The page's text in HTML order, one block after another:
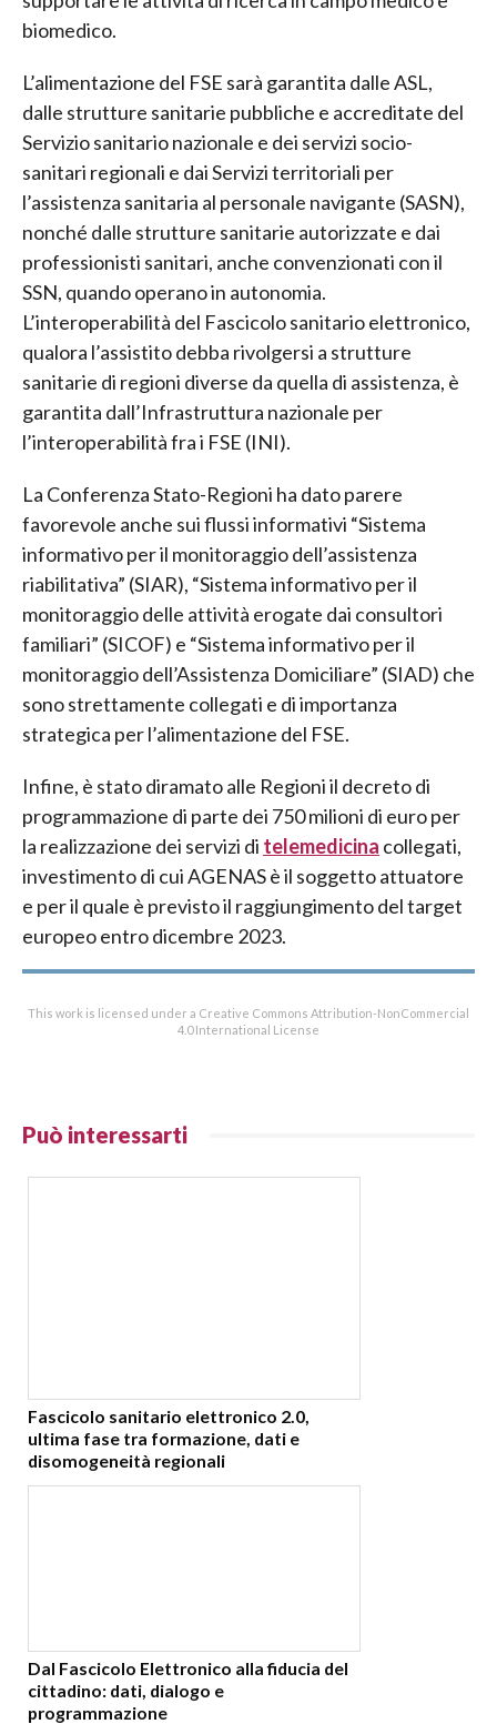
biomedico.
L’alimentazione del FSE sarà garantita dalle ASL,
dalle strutture sanitarie pubbliche e accreditate del
Servizio sanitario nazionale e dei servizi socio-
sanitari regionali e dai Servizi territoriali per
l’assistenza sanitaria al personale navigante (SASN),
nonché dalle strutture sanitarie autorizzate e dai
professionisti sanitari, anche convenzionati con il
SSN, quando operano in autonomia.
L’interoperabilità del Fascicolo sanitario elettronico,
qualora l’assistito debba rivolgersi a strutture
sanitarie di regioni diverse da quella di assistenza, è
garantita dall’Infrastruttura nazionale per
l’interoperabilità fra i FSE (INI).
La Conferenza Stato-Regioni ha dato parere
favorevole anche sui flussi informativi “Sistema
informativo per il monitoraggio dell’assistenza
riabilitativa” (SIAR), “Sistema informativo per il
monitoraggio delle attività erogate dai consultori
familiari” (SICOF) e “Sistema informativo per il
monitoraggio dell’Assistenza Domiciliare” (SIAD) che
sono strettamente collegati e di importanza
strategica per l’alimentazione del FSE.
Infine, è stato diramato alle Regioni il decreto di
programmazione di parte dei 750 milioni di euro per
la realizzazione dei servizi di telemedicina collegati,
investimento di cui AGENAS è il soggetto attuatore
e per il quale è previsto il raggiungimento del target
europeo entro dicembre 2023.
This work is licensed under a Creative Commons Attribution-NonCommercial
4.0 International License
Può interessarti
Fascicolo sanitario elettronico 2.0,
ultima fase tra formazione, dati e
disomogeneità regionali
Dal Fascicolo Elettronico alla fiducia del
cittadino: dati, dialogo e
programmazione